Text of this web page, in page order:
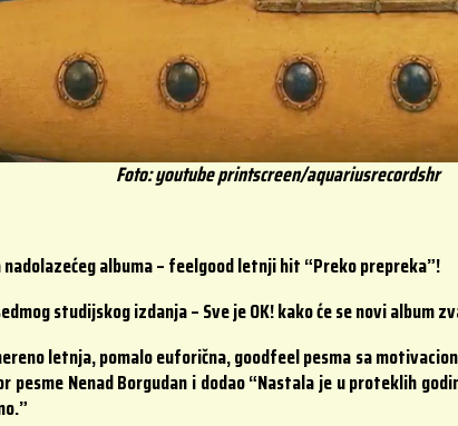
Foto: youtube printscreen/aquariusrecordshr
albuma – feelgood letnji hit “Preko prepreka”!
studijskog izdanja – Sve je OK! kako će se novi album
letnja, pomalo euforična, goodfeel pesma sa
Nenad Borgudan i dodao “Nastala je u proteklih